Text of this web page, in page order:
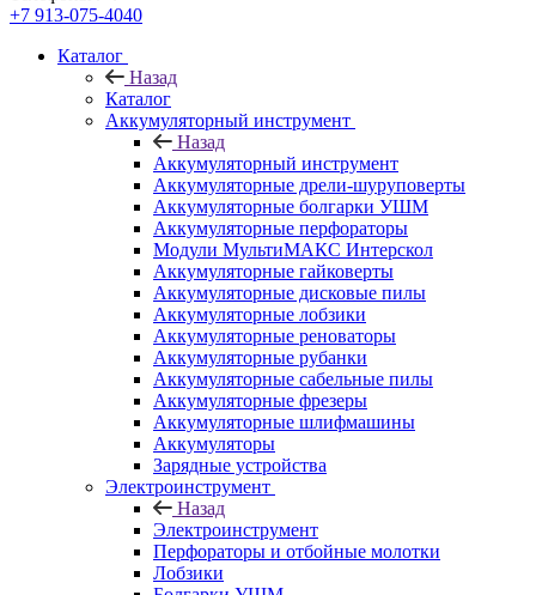
+7 913-075-4040
Каталог
Назад
Каталог
Аккумуляторный инструмент
Назад
Аккумуляторный инструмент
Аккумуляторные дрели-шуруповерты
Аккумуляторные болгарки УШМ
Аккумуляторные перфораторы
Модули МультиМАКС Интерскол
Аккумуляторные гайковерты
Аккумуляторные дисковые пилы
Аккумуляторные лобзики
Аккумуляторные реноваторы
Аккумуляторные рубанки
Аккумуляторные сабельные пилы
Аккумуляторные фрезеры
Аккумуляторные шлифмашины
Аккумуляторы
Зарядные устройства
Электроинструмент
Назад
Электроинструмент
Перфораторы и отбойные молотки
Лобзики